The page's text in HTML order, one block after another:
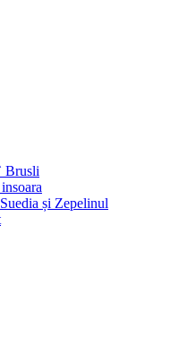
Brusli
și Zepelinul